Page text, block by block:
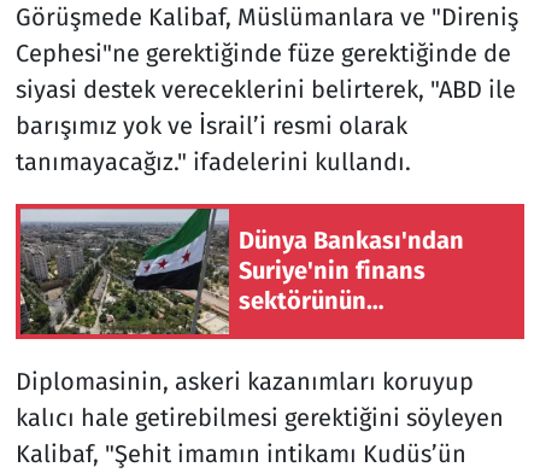
Görüşmede Kalibaf, Müslümanlara ve "Direniş
Cephesi"ne gerektiğinde füze gerektiğinde de
siyasi destek vereceklerini belirterek, "ABD ile
barışımız yok ve İsrail’i resmi olarak
tanımayacağız." ifadelerini kullandı.
Dünya Bankası'ndan
Suriye'nin finans
sektörünün
Diplomasinin, askeri kazanımları koruyup
kalıcı hale getirebilmesi gerektiğini söyleyen
Kalibaf, "Şehit imamın intikamı Kudüs’ün
Televizyon